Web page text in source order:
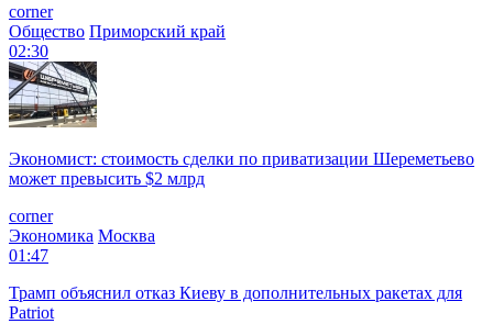
corner
Общество Приморский край
02:30
Экономист: стоимость сделки по приватизации Шереметьево
может превысить $2 млрд
corner
Экономика Москва
01:47
Трамп объяснил отказ Киеву в дополнительных ракетах для
Patriot